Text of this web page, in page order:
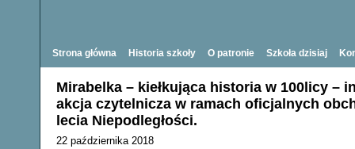
Strona główna Historia szkoły O patronie Szkoła dzisiaj
Mirabelka – kiełkująca historia w 100licy –
akcja czytelnicza w ramach oficjalnych
lecia Niepodległości.
22 października 2018